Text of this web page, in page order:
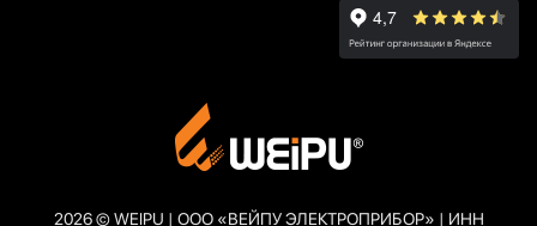
2026 © WEIPU | ООО «ВЕЙПУ ЭЛЕКТРОПРИБОР» | ИНН